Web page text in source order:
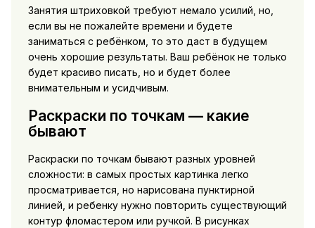
Занятия штриховкой требуют немало усилий, но,
если вы не пожалейте времени и будете
заниматься с ребёнком, то это даст в будущем
очень хорошие результаты. Ваш ребёнок не только
будет красиво писать, но и будет более
внимательным и усидчивым.
Раскраски по точкам — какие
бывают
Раскраски по точкам бывают разных уровней
сложности: в самых простых картинка легко
просматривается, но нарисована пунктирной
линией, и ребенку нужно повторить существующий
контур фломастером или ручкой. В рисунках